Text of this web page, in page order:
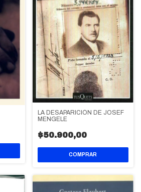
LA DESAPARICIÓN DE JOSEF
MENGELE
$50.900,00